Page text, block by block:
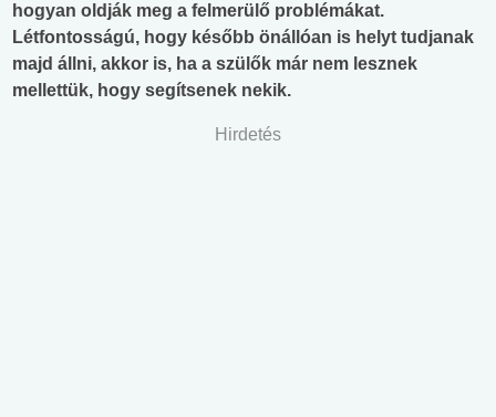
hogyan oldják meg a felmerülő problémákat.
Létfontosságú, hogy később önállóan is helyt tudjanak
majd állni, akkor is, ha a szülők már nem lesznek
mellettük, hogy segítsenek nekik.
Hirdetés